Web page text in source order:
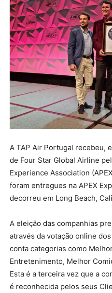
A TAP Air Portugal recebeu,
de Four Star Global Airline
Experience Association
foram entregues na APEX
decorreu em Long Beach,
A eleição das companhias
através da votação online
conta categorias como
Entretenimento, Melhor
Esta é a terceira vez que a
é reconhecida pelos seus